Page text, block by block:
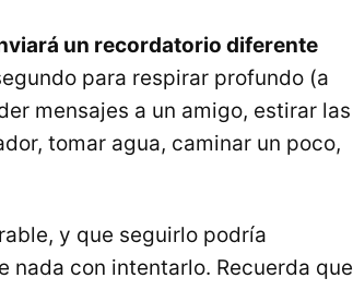
un recordatorio diferente
para respirar profundo (a
mensajes a un amigo, estirar las
tomar agua, caminar un poco,
y que seguirlo podría
nada con intentarlo. Recuerda que